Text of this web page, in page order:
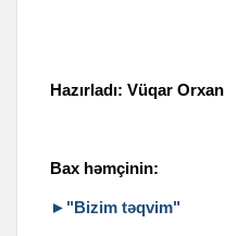
Hazırladı: Vüqar Orxan
Bax həmçinin:
►"Bizim təqvim"